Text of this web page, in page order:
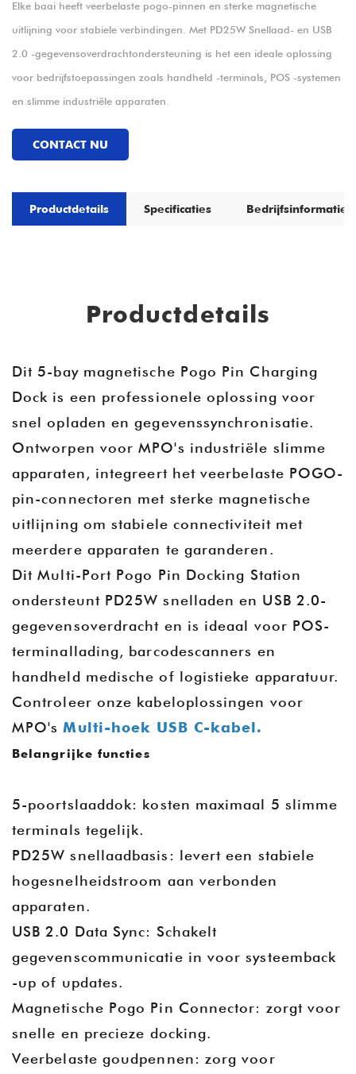
Elke baai heeft veerbelaste pogo-pinnen en sterke magnetische
uitlijning voor stabiele verbindingen. Met PD25W Snellaad- en USB
2.0 -gegevensoverdrachtondersteuning is het een ideale oplossing
voor bedrijfstoepassingen zoals handheld -terminals, POS -systemen
en slimme industriële apparaten.
CONTACT NU
Productdetails Specificaties Bedrijfsinformatie
Productdetails
Dit 5-bay magnetische Pogo Pin Charging
Dock is een professionele oplossing voor
snel opladen en gegevenssynchronisatie.
Ontworpen voor MPO's industriële slimme
apparaten, integreert het veerbelaste POGO-
pin-connectoren met sterke magnetische
uitlijning om stabiele connectiviteit met
meerdere apparaten te garanderen.
Dit Multi-Port Pogo Pin Docking Station
ondersteunt PD25W snelladen en USB 2.0-
gegevensoverdracht en is ideaal voor POS-
terminallading, barcodescanners en
handheld medische of logistieke apparatuur.
Controleer onze kabeloplossingen voor
MPO'sMulti-hoek USB C-kabel.
Belangrijke functies
5-poortslaaddok: kosten maximaal 5 slimme
terminals tegelijk.
PD25W snellaadbasis: levert een stabiele
hogesnelheidstroom aan verbonden
apparaten.
USB 2.0 Data Sync: Schakelt
gegevenscommunicatie in voor systeemback
-up of updates.
Magnetische Pogo Pin Connector: zorgt voor
snelle en precieze docking.
Veerbelaste goudpennen: zorg voor